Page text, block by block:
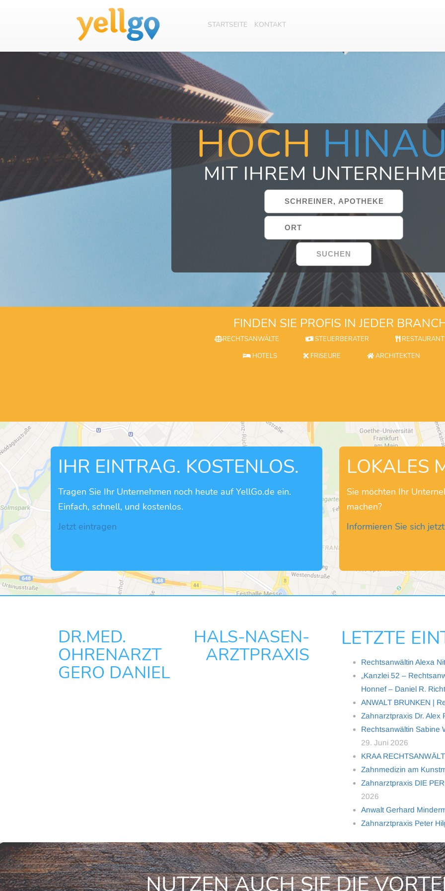
STARTSEITE KONTAKT
HOCH
MIT IHREM
FINDEN SIE PROFIS IN JEDER
RECHTSANWÄLTE STEUERBERATER
HOTELS
FRISEURE ARCHITEKTEN
IHR EINTRAG. KOSTENLOS.
Tragen Sie Ihr Unternehmen noch heute auf YellGo.de ein.
Einfach, schnell, und kostenlos.
Jetzt eintragen
LOKALES
Sie möchten Ihr
machen?
Informieren Sie sich jetzt
DR.MED. HALS-NASEN-
OHRENARZT ARZTPRAXIS
GERO DANIEL
LETZTE
Rechtsanwältin Alexa
„Kanzlei 52 –
Honnef – Daniel R.
ANWALT BRUNKEN |
Zahnarztpraxis Dr. Alex
Rechtsanwältin Sabine
29. Juni 2026
KRAA
Zahnmedizin am
Zahnarztpraxis DIE
2026
Anwalt Gerhard
Zahnarztpraxis Peter
NUTZEN AUCH SIE DIE